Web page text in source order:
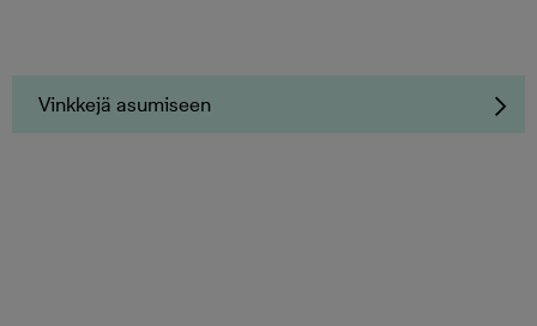
Vinkkejä asumiseen